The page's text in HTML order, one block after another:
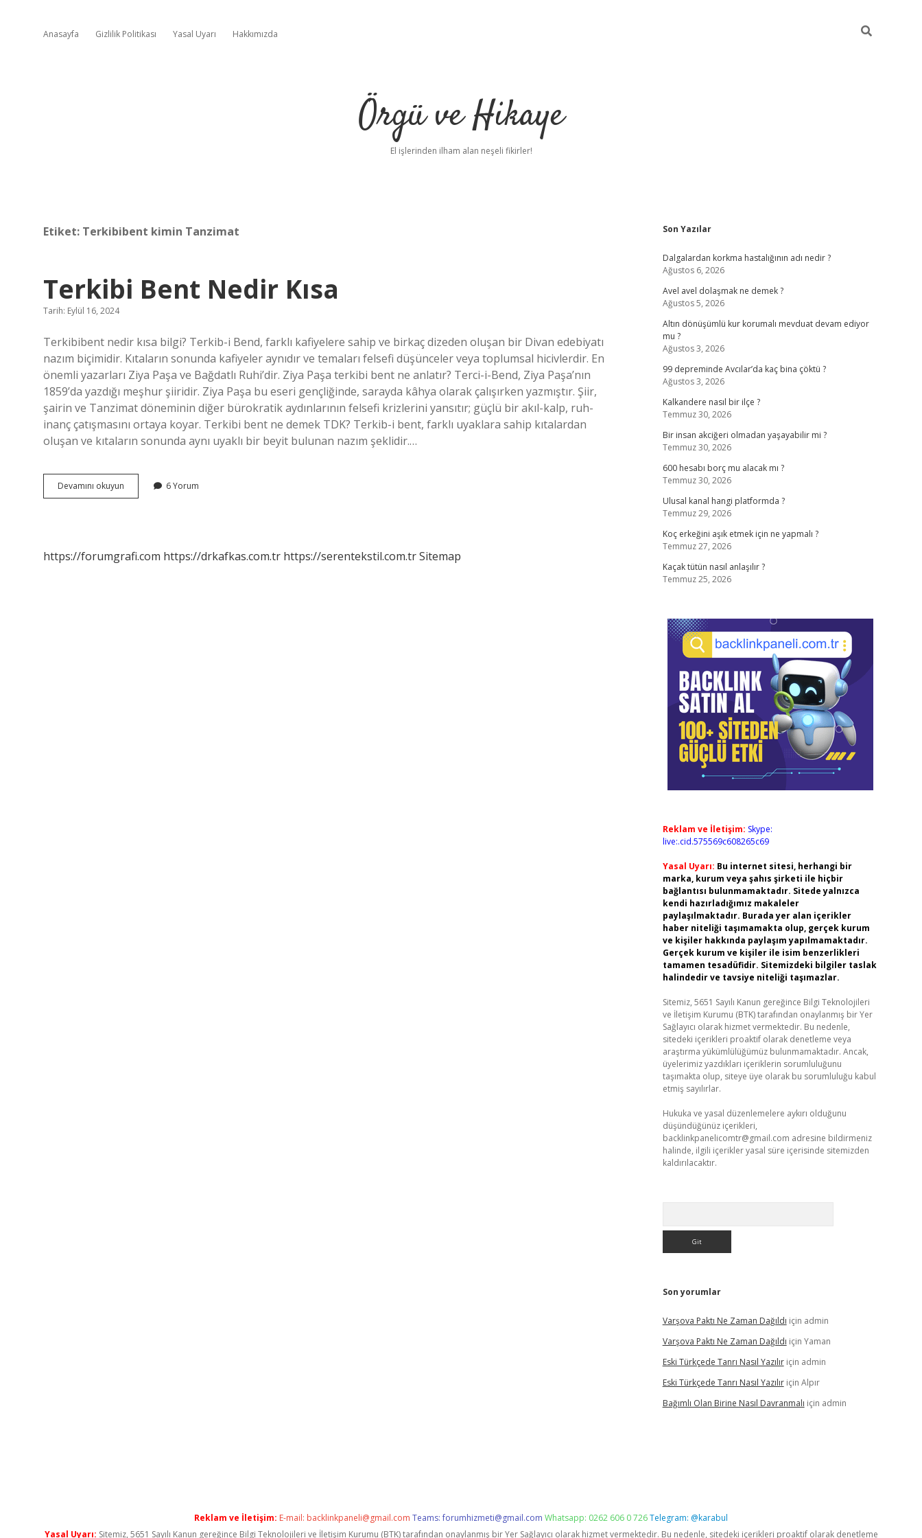
Anasayfa Gizlilik Politikası Yasal Uyarı Hakkımızda
Örgü ve Hikaye
El işlerinden ilham alan neşeli fikirler!
Etiket: Terkibibent kimin Tanzimat
Terkibi Bent Nedir Kısa
Tarih: Eylül 16, 2024
Terkibibent nedir kısa bilgi? Terkib-i Bend, farklı kafiyelere sahip ve birkaç dizeden oluşan bir Divan edebiyatı
nazım biçimidir. Kıtaların sonunda kafiyeler aynıdır ve temaları felsefi düşünceler veya toplumsal hicivlerdir. En
önemli yazarları Ziya Paşa ve Bağdatlı Ruhi’dir. Ziya Paşa terkibi bent ne anlatır? Terci-i-Bend, Ziya Paşa’nın
1859’da yazdığı meşhur şiiridir. Ziya Paşa bu eseri gençliğinde, sarayda kâhya olarak çalışırken yazmıştır. Şiir,
şairin ve Tanzimat döneminin diğer bürokratik aydınlarının felsefi krizlerini yansıtır; güçlü bir akıl-kalp, ruh-
inanç çatışmasını ortaya koyar. Terkibi bent ne demek TDK? Terkib-i bent, farklı uyaklara sahip kıtalardan
oluşan ve kıtaların sonunda aynı uyaklı bir beyit bulunan nazım şeklidir.…
Devamını okuyun
Bent
6 Yorum
https://forumgrafi.com https://drkafkas.com.tr https://serentekstil.com.trSitemap
Sidebar
Son Yazılar
Dalgalardan korkma hastalığının adı nedir ?
Ağustos 6, 2026
Avel avel dolaşmak ne demek ?
Ağustos 5, 2026
Altın dönüşümlü kur korumalı mevduat devam ediyor
mu ?
Ağustos 3, 2026
99 depreminde Avcılar’da kaç bina çöktü ?
Ağustos 3, 2026
Kalkandere nasıl bir ilçe ?
Temmuz 30, 2026
Bir insan akciğeri olmadan yaşayabilir mi ?
Temmuz 30, 2026
600 hesabı borç mu alacak mı ?
Temmuz 30, 2026
Ulusal kanal hangi platformda ?
Temmuz 29, 2026
Koç erkeğini aşık etmek için ne yapmalı ?
Temmuz 27, 2026
Kaçak tütün nasıl anlaşılır ?
Temmuz 25, 2026
Reklam ve İletişim: Skype:
live:.cid.575569c608265c69
Yasal Uyarı: Bu internet sitesi, herhangi bir
marka, kurum veya şahıs şirketi ile hiçbir
bağlantısı bulunmamaktadır. Sitede yalnızca
kendi hazırladığımız makaleler
paylaşılmaktadır. Burada yer alan içerikler
haber niteliği taşımamakta olup, gerçek kurum
ve kişiler hakkında paylaşım yapılmamaktadır.
Gerçek kurum ve kişiler ile isim benzerlikleri
tamamen tesadüfidir. Sitemizdeki bilgiler taslak
halindedir ve tavsiye niteliği taşımazlar.
Sitemiz, 5651 Sayılı Kanun gereğince Bilgi Teknolojileri
ve İletişim Kurumu (BTK) tarafından onaylanmış bir Yer
Sağlayıcı olarak hizmet vermektedir. Bu nedenle,
sitedeki içerikleri proaktif olarak denetleme veya
araştırma yükümlülüğümüz bulunmamaktadır. Ancak,
üyelerimiz yazdıkları içeriklerin sorumluluğunu
taşımakta olup, siteye üye olarak bu sorumluluğu kabul
etmiş sayılırlar.
Hukuka ve yasal düzenlemelere aykırı olduğunu
düşündüğünüz içerikleri,
backlinkpanelicomtr@gmail.com adresine bildirmeniz
halinde, ilgili içerikler yasal süre içerisinde sitemizden
kaldırılacaktır.
Son yorumlar
Varşova Paktı Ne Zaman Dağıldı için admin
Varşova Paktı Ne Zaman Dağıldı için Yaman
Eski Türkçede Tanrı Nasıl Yazılıriçin admin
Eski Türkçede Tanrı Nasıl Yazılıriçin Alpır
Bağımlı Olan Birine Nasıl Davranmalı için admin
Reklam ve İletişim: E-mail: backlinkpaneli@gmail.com Teams:forumhizmeti@gmail.com Whatsapp: 0262 606 0 726Telegram: @karabul
Yasal Uyarı: Sitemiz, 5651 Sayılı Kanun gereğince Bilgi Teknolojileri ve İletişim Kurumu (BTK) tarafından onaylanmış bir Yer Sağlayıcı olarak hizmet vermektedir. Bu nedenle, sitedeki içerikleri proaktif olarak denetleme